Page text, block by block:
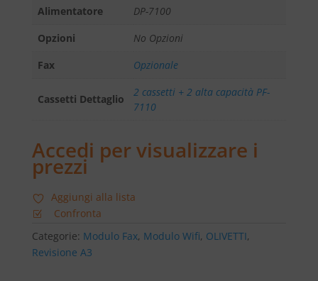
Alimentatore
DP-7100
Opzioni
No Opzioni
Fax
Opzionale
Cassetti Dettaglio
2 cassetti + 2 alta capacità PF-
7110
Accedi per visualizzare i
prezzi
Aggiungi alla lista
Confronta
Categorie: Modulo Fax, Modulo Wifi, OLIVETTI,
Revisione A3